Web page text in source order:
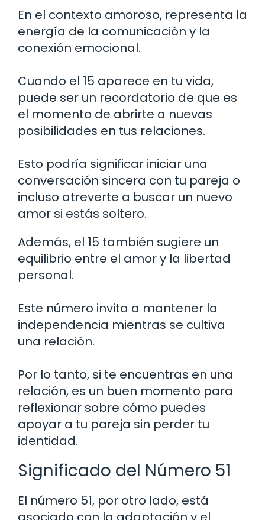
En el contexto amoroso, representa la
energía de la comunicación y la
conexión emocional.
Cuando el 15 aparece en tu vida,
puede ser un recordatorio de que es
el momento de abrirte a nuevas
posibilidades en tus relaciones.
Esto podría significar iniciar una
conversación sincera con tu pareja o
incluso atreverte a buscar un nuevo
amor si estás soltero.
Además, el 15 también sugiere un
equilibrio entre el amor y la libertad
personal.
Este número invita a mantener la
independencia mientras se cultiva
una relación.
Por lo tanto, si te encuentras en una
relación, es un buen momento para
reflexionar sobre cómo puedes
apoyar a tu pareja sin perder tu
identidad.
Significado del Número 51
El número 51, por otro lado, está